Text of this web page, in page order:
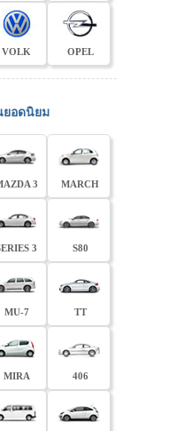
VOLK OPEL
ยอดนิยม
3 MARCH
3 S80
MU-7 TT
MIRA 406